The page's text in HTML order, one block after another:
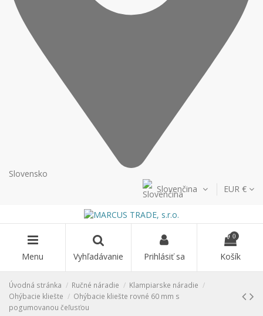
Slovensko
Slovenčina
EUR €
Menu Vyhľadávanie Prihlásiť sa
0
Košík
Úvodná stránka Ručné náradie
Klampiarske náradie
Ohýbacie kliešte
Ohýbacie kliešte rovné 60 mm s
pogumovanou čeľusťou